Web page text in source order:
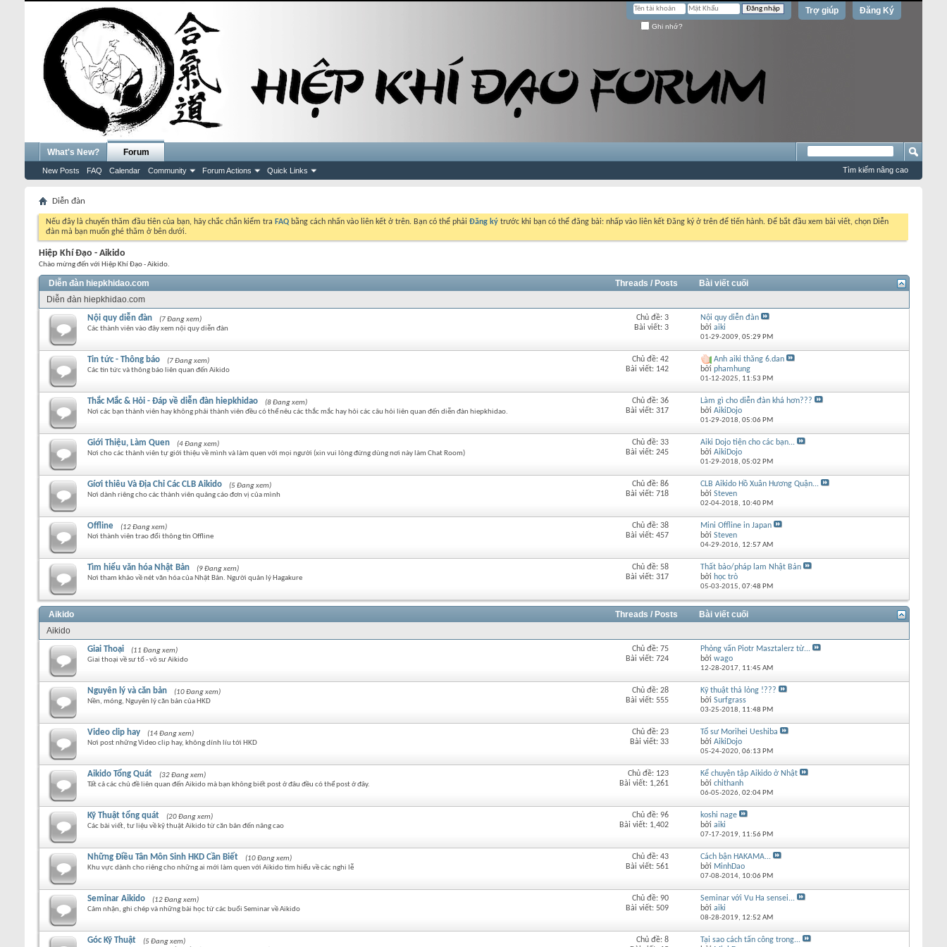
Đăng Ký
Trợ giúp
Ghi nhớ?
What's New? Forum
New Posts FAQ Calendar Community Forum Actions Quick Links Tìm kiếm nâng cao
Diễn đàn
Nếu đây là chuyến thăm đầu tiên của bạn, hãy chắc chắn kiểm tra FAQ bằng cách nhấn vào liên kết ở trên. Bạn có thể phải Đăng ký trước khi bạn có thể đăng bài: nhấp vào liên kết Đăng ký ở trên để tiến hành. Để bắt đầu xem bài viết, chọn Diễn
đàn mà bạn muốn ghé thăm ở bên dưới.
Hiệp Khí Đạo - Aikido
Chào mừng đến với Hiệp Khí Đạo - Aikido.
Diễn đàn hiepkhidao.com Threads / Posts
Bài viết cuối
Diễn đàn hiepkhidao.com
Nội quy diễn đàn
(7 Đang xem)
Các thành viên vào đây xem nội quy diễn đàn
Chủ đề: 3
Bài viết: 3
Nội quy diễn đàn
bởi aiki
01-29-2009, 05:29 PM
Tin tức - Thông báo
(7 Đang xem)
Các tin tức và thông báo liên quan đến Aikido
Chủ đề: 42
Bài viết: 142
Anh aiki thăng 6.dan
bởi phamhung
01-12-2025, 11:53 PM
Thắc Mắc & Hỏi - Đáp về diễn đàn hiepkhidao
(8 Đang xem)
Nơi các bạn thành viên hay không phải thành viên đều có thể nêu các thắc mắc hay hỏi các câu hỏi liên quan đến diễn đàn hiepkhidao.
Chủ đề: 36
Bài viết: 317
Làm gì cho diễn đàn khá hơn???
bởi AikiDojo
01-29-2018, 05:06 PM
Giới Thiệu, Làm Quen
(4 Đang xem)
Nơi cho các thành viên tự giới thiệu về mình và làm quen với mọi người (xin vui lòng đừng dùng nơi này làm Chat Room)
Chủ đề: 33
Bài viết: 245
Aiki Dojo tiện cho các bạn...
bởi AikiDojo
01-29-2018, 05:02 PM
Gíơi thiêu Và Địa Chỉ Các CLB Aikido
(5 Đang xem)
Nơi dành riêng cho các thành viên quảng cáo đơn vị của mình
Chủ đề: 86
Bài viết: 718
CLB Aikido Hồ Xuân Hương Quận...
bởi Steven
02-04-2018, 10:40 PM
Offline
(12 Đang xem)
Nơi thành viên trao đổi thông tin Offline
Chủ đề: 38
Bài viết: 457
Mini Offline in Japan
bởi Steven
04-29-2016, 12:57 AM
Tìm hiểu văn hóa Nhật Bản
(9 Đang xem)
Nơi tham khảo về nét văn hóa của Nhật Bản. Người quản lý Hagakure
Chủ đề: 58
Bài viết: 317
Thất bảo/pháp lam Nhật Bản
bởi học trò
05-03-2015, 07:48 PM
Aikido Threads / Posts
Bài viết cuối
Aikido
Giai Thoại
(11 Đang xem)
Giai thoại về sư tổ - võ sư Aikido
Chủ đề: 75
Bài viết: 724
Phỏng vấn Piotr Masztalerz từ...
bởi wago
12-28-2017, 11:45 AM
Nguyên lý và căn bản
(10 Đang xem)
Nền, móng, Nguyên lý căn bản của HKD
Chủ đề: 28
Bài viết: 555
Kỹ thuật thả lỏng !???
bởi Surfgrass
03-25-2018, 11:48 PM
Video clip hay
(14 Đang xem)
Nơi post những Video clip hay, không dính líu tới HKD
Chủ đề: 23
Bài viết: 33
Tổ sư Morihei Ueshiba
bởi AikiDojo
05-24-2020, 06:13 PM
Aikido Tổng Quát
(32 Đang xem)
Tất cả các chủ đề liên quan đến Aikido mà bạn không biết post ở đâu đều có thể post ở đây.
Chủ đề: 123
Bài viết: 1,261
Kể chuyện tập Aikido ở Nhật
bởi chithanh
06-05-2026, 02:04 PM
Kỹ Thuật tổng quát
(20 Đang xem)
Các bài viết, tư liệu về kỹ thuật Aikido từ căn bản đến nâng cao
Chủ đề: 96
Bài viết: 1,402
koshi nage
bởi aiki
07-17-2019, 11:56 PM
Những Điều Tân Môn Sinh HKD Cần Biết
(10 Đang xem)
Khu vực dành cho riêng cho những ai mới làm quen với Aikido tìm hiểu về các nghi lễ
Chủ đề: 43
Bài viết: 561
Cách bận HAKAMA...
bởi MinhDao
07-08-2014, 10:06 PM
Seminar Aikido
(12 Đang xem)
Cảm nhận, ghi chép và những bài học từ các buổi Seminar về Aikido
Chủ đề: 90
Bài viết: 509
Seminar với Vu Ha sensei...
bởi aiki
08-28-2019, 12:52 AM
Góc Kỹ Thuật
(5 Đang xem)
Chủ đề: 8
Tại sao cách tấn công trong...